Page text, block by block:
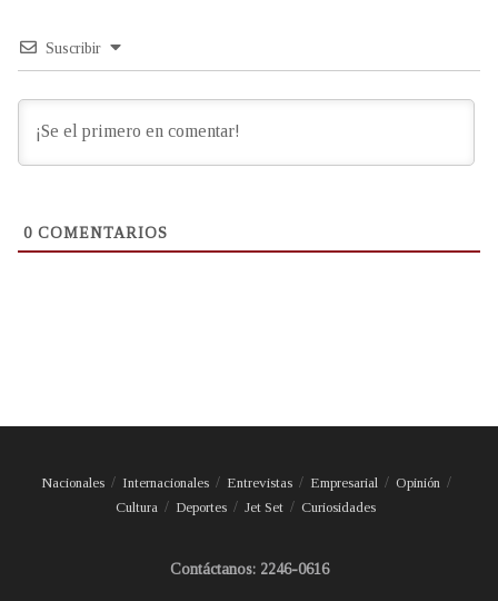
Suscribir
0 COMENTARIOS
Nacionales Internacionales Entrevistas Empresarial
Opinión
Cultura
Deportes Jet Set Curiosidades
Contáctanos: 2246-0616